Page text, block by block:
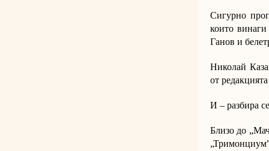
Сигурно
които
Ганов и
Николай
от
И – разбира
Близо до